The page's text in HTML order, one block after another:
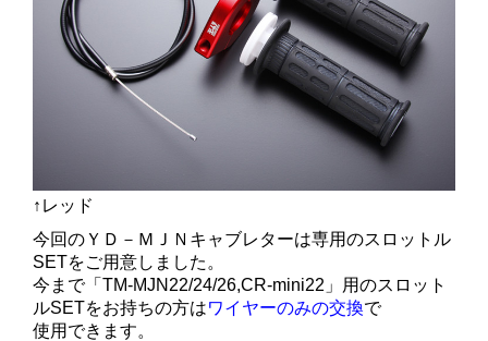
↑レッド
今回のＹＤ－ＭＪＮキャブレターは専用のスロットル
SETをご用意しました。
今まで「TM-MJN22/24/26,CR-mini22」用のスロット
ルSETをお持ちの方はワイヤーのみの交換で
使用できます。